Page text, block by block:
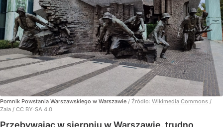
Pomnik Powstania Warszawskiego w Warszawie / Źródło: Wikimedia Commons /
Zala / CC BY-SA 4.0